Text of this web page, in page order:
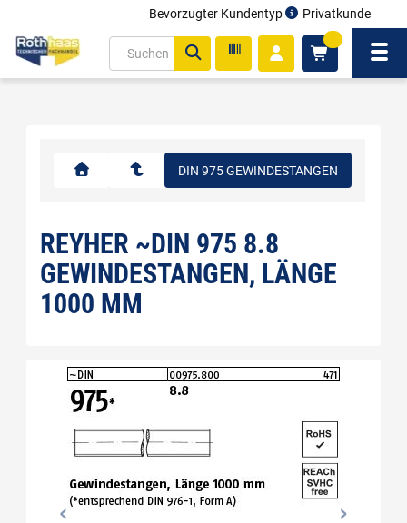
Bevorzugter Kundentyp Privatkunde
DIN 975 GEWINDESTANGEN
REYHER ~DIN 975 8.8
GEWINDESTANGEN, LÄNGE
1000 MM